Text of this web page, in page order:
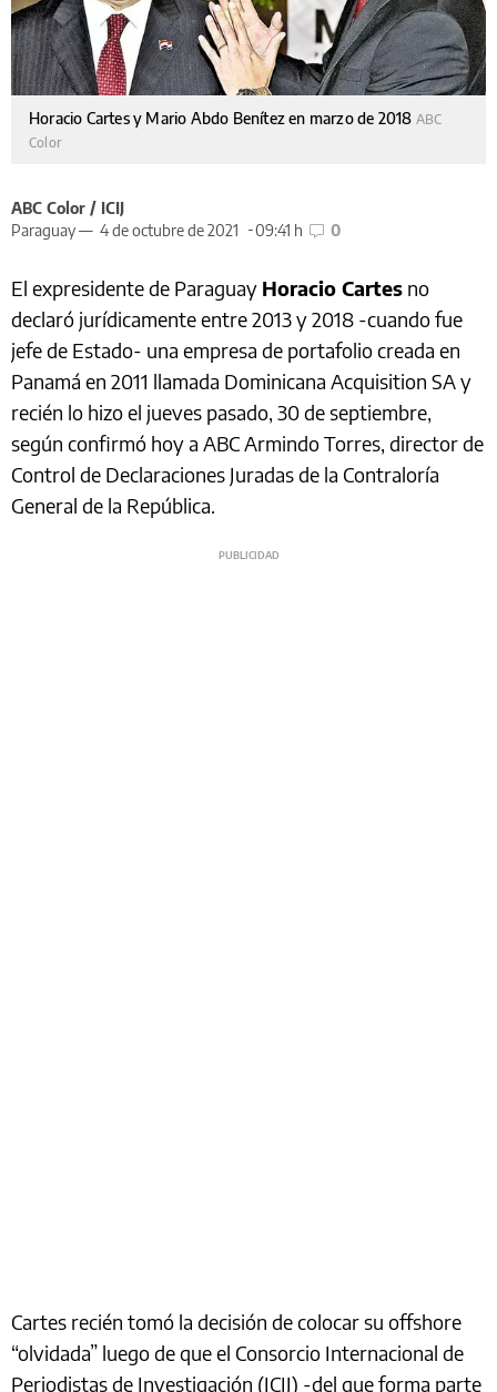
Horacio Cartes y Mario Abdo Benítez en marzo de 2018 ABC
Color
ABC Color / ICIJ
Paraguay — 4 de octubre de 2021 09:41 h 0
El expresidente de Paraguay Horacio Cartes no
declaró jurídicamente entre 2013 y 2018 -cuando fue
jefe de Estado- una empresa de portafolio creada en
Panamá en 2011 llamada Dominicana Acquisition SA y
recién lo hizo el jueves pasado, 30 de septiembre,
según confirmó hoy a ABC Armindo Torres, director de
Control de Declaraciones Juradas de la Contraloría
General de la República.
Cartes recién tomó la decisión de colocar su offshore
“olvidada” luego de que el Consorcio Internacional de
Periodistas de Investigación (ICIJ) -del que forma parte